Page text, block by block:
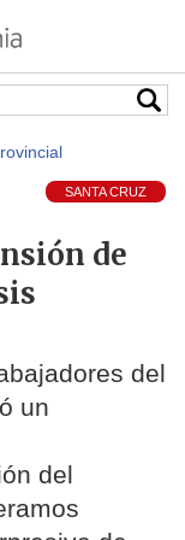
SANTA CRUZ
de
del
un
del